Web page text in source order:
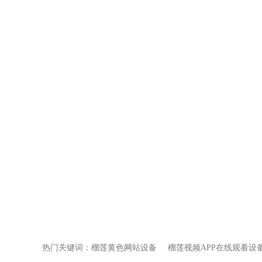
热门关键词： 榴莲黄色网站设备 榴莲视频APP在线观看设